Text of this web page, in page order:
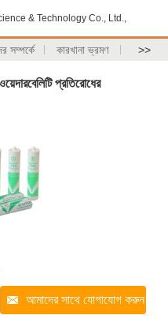
& Technology Co., Ltd.,
সম্পর্কে কারখানা ভ্রমণ >>
প্রতিরোধের
আমাদের সাথে যোগাযোগ করুন